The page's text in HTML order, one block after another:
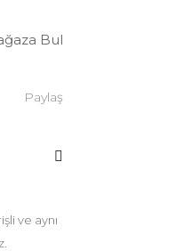
Bul
Paylaş
ve aynı